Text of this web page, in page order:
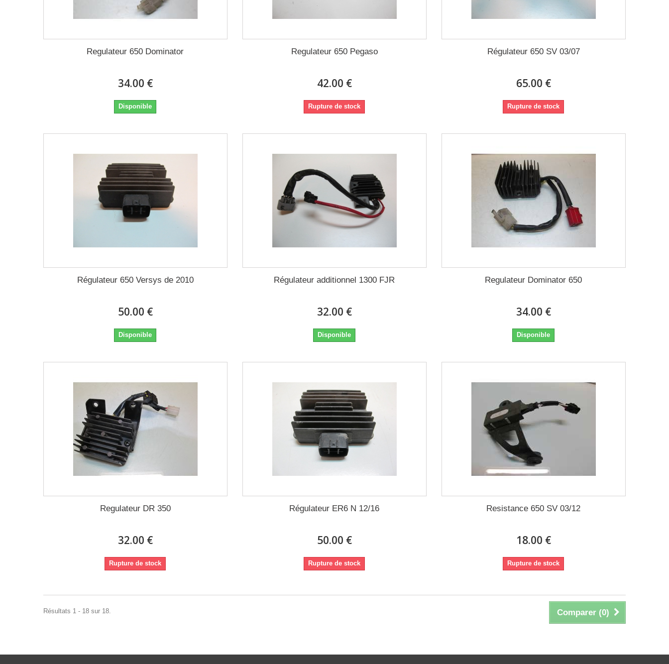
Regulateur 650 Dominator
34.00 €
Disponible
Regulateur 650 Pegaso
42.00 €
Rupture de stock
Régulateur 650 SV 03/07
65.00 €
Rupture de stock
Régulateur 650 Versys de 2010
50.00 €
Disponible
Régulateur additionnel 1300 FJR
32.00 €
Disponible
Regulateur Dominator 650
34.00 €
Disponible
Regulateur DR 350
32.00 €
Rupture de stock
Régulateur ER6 N 12/16
50.00 €
Rupture de stock
Resistance 650 SV 03/12
18.00 €
Rupture de stock
Comparer (0)
Résultats 1 - 18 sur 18.